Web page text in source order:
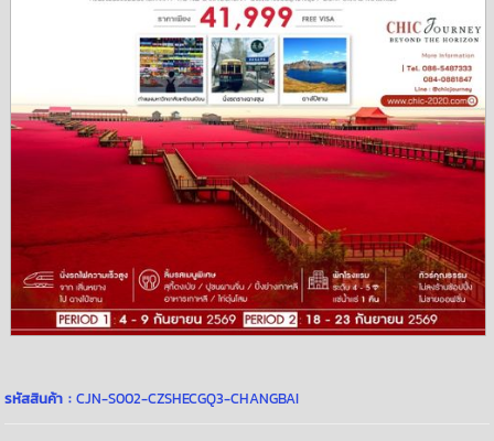
รหัสสินค้า :CJN-S002-CZSHECGQ3-CHANGBAI